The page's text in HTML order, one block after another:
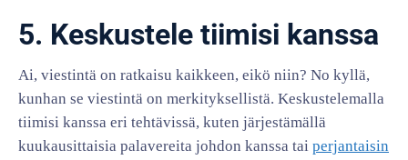
5. Keskustele tiimisi kanssa
Ai, viestintä on ratkaisu kaikkeen, eikö niin? No kyllä,
kunhan se viestintä on merkityksellistä. Keskustelemalla
tiimisi kanssa eri tehtävissä, kuten järjestämällä
kuukausittaisia palavereita johdon kanssa tai perjantaisin